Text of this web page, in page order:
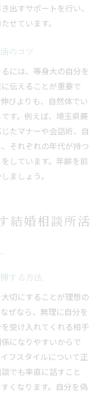
出すサポートを行い、
せています。
のコツ
には、等身大の自分を
伝えることが重要で
びよりも、自然体でい
す。例えば、埼玉県蕨
たマナーや会話術、自
それぞれの年代が持つ
しています。年齢を前
ましょう。
結婚相談所活
する方法
切にすることが理想の
ぜなら、無理に自分を
受け入れてくれる相手
になりやすいからで
フスタイルについて正
でも率直に話すこと
くなります。自分を偽